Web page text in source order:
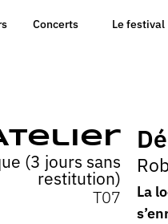
Concerts Le festival
(3 jours sans
restitution)
T07
La